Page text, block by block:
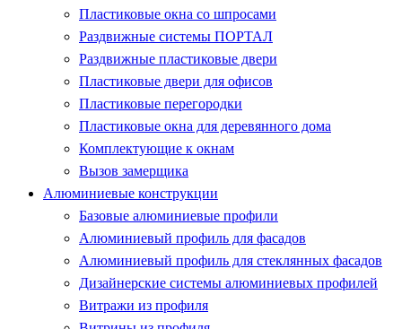
Пластиковые окна со шпросами
Раздвижные системы ПОРТАЛ
Раздвижные пластиковые двери
Пластиковые двери для офисов
Пластиковые перегородки
Пластиковые окна для деревянного дома
Комплектующие к окнам
Вызов замерщика
Алюминиевые конструкции
Базовые алюминиевые профили
Алюминиевый профиль для фасадов
Алюминиевый профиль для стеклянных фасадов
Дизайнерские системы алюминиевых профилей
Витражи из профиля